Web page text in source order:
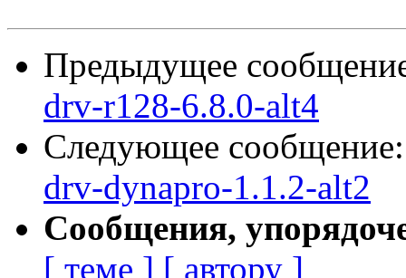
Предыдущее
drv-r128-6.8.0-alt4
Следующее
drv-dynapro-1.1.2-alt2
Сообщения,
[ теме ] [ автору ]